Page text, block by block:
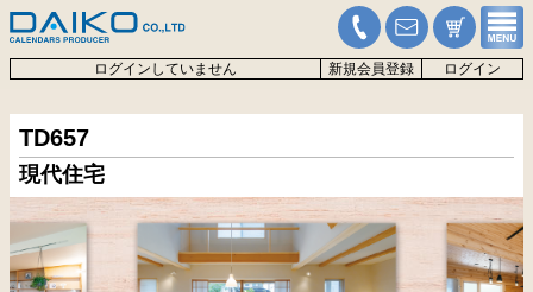
ログインしていません 新規会員登録 ログイン
TD657
現代住宅